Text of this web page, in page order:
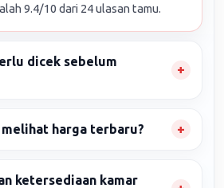
9.4/10 dari 24 ulasan tamu.
dicek sebelum
melihat harga terbaru?
ketersediaan kamar